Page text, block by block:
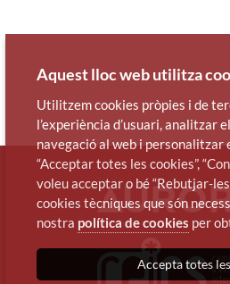
Aquest lloc web utilitza
Utilitzem cookies pròpies i de
l’experiència d’usuari, analitzar
navegació al web i personalitzar
“Acceptar totes les cookies”,
voleu acceptar o bé “Rebutjar-
cookies tècniques que són
nostra política de cookies per
Accepta totes